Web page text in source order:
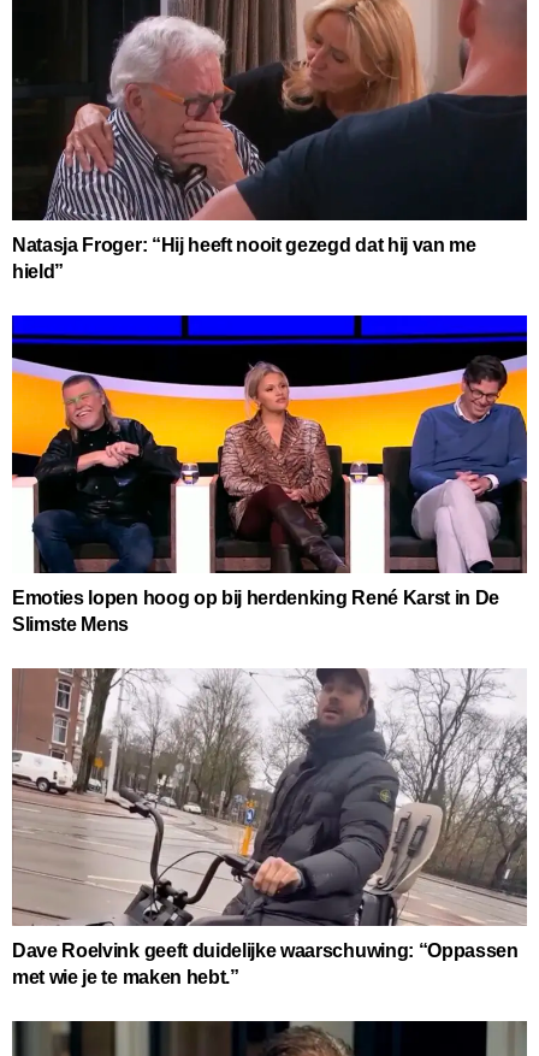
Natasja Froger: “Hij heeft nooit gezegd dat hij van me
hield”
Emoties lopen hoog op bij herdenking René Karst in De
Slimste Mens
Dave Roelvink geeft duidelijke waarschuwing: “Oppassen
met wie je te maken hebt.”